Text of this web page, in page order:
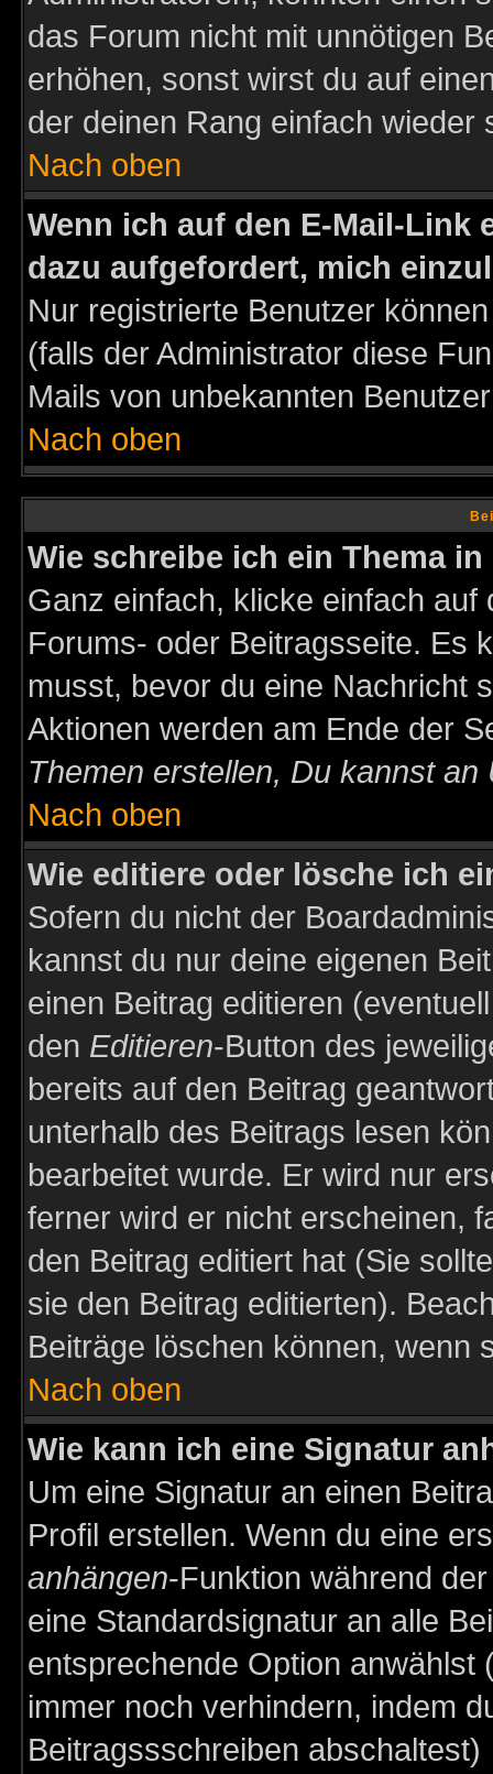
das Forum nicht mit unnötigen
erhöhen, sonst wirst du auf
der deinen Rang einfach wieder
Nach oben
Wenn ich auf den E-Mail-Link
dazu aufgefordert, mich
Nur registrierte Benutzer
(falls der Administrator diese
Mails von unbekannten
Nach oben
Wie schreibe ich ein Thema
Ganz einfach, klicke einfach
Forums- oder Beitragsseite. Es
musst, bevor du eine Nachricht
Aktionen werden am Ende der
Themen erstellen, Du kannst
Nach oben
Wie editiere oder lösche ich
Sofern du nicht der
kannst du nur deine eigenen
einen Beitrag editieren
den Editieren-Button des
bereits auf den Beitrag
unterhalb des Beitrags lesen
bearbeitet wurde. Er wird nur
ferner wird er nicht erscheinen,
den Beitrag editiert hat (Sie
sie den Beitrag editierten).
Beiträge löschen können, wenn
Nach oben
Wie kann ich eine Signatur
Um eine Signatur an einen
Profil erstellen. Wenn du eine
anhängen-Funktion während
eine Standardsignatur an alle
entsprechende Option anwählst
immer noch verhindern, indem
Beitragssschreiben abschaltest)